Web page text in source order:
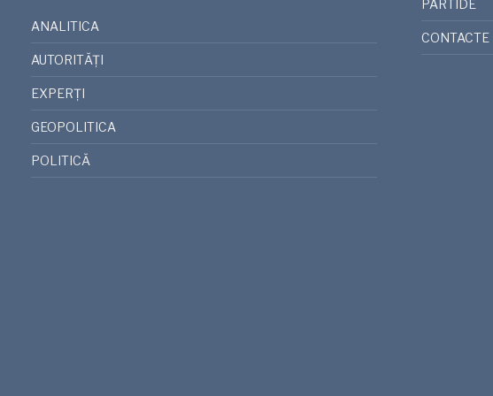
ANALITICA
AUTORITĂȚI
EXPERȚI
GEOPOLITICA
POLITICĂ
PARTIDE
CONTACTE